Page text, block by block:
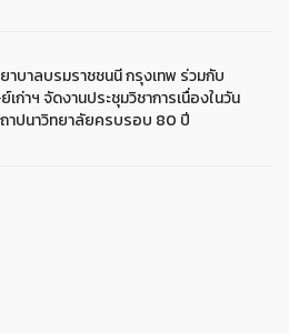
าบาลบรมราชชนนี กรุงเทพ ร่วมกับ
ก่าฯ จัดงานประชุมวิชาการเนื่องในวัน
าปนาวิทยาลัยครบรอบ 80 ปี